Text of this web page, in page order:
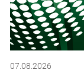
07.08.2026